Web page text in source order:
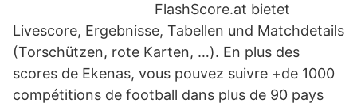
FlashScore.at bietet
Livescore, Ergebnisse, Tabellen und Matchdetails
(Torschützen, rote Karten, …). En plus des
scores de Ekenas, vous pouvez suivre +de 1000
compétitions de football dans plus de 90 pays